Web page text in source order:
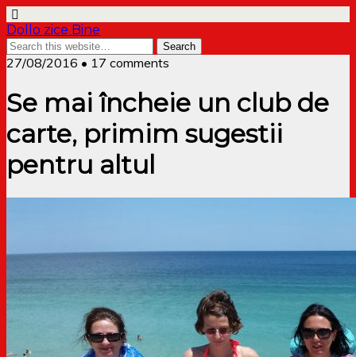
Dollo zice Bine
27/08/2016 • 17 comments
Se mai încheie un club de
carte, primim sugestii
pentru altul